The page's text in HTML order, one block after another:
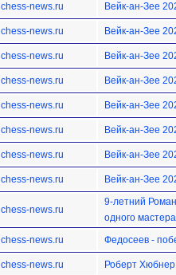
chess-news.ru Вейк-ан-Зее
chess-news.ru Вейк-ан-Зее
chess-news.ru Вейк-ан-Зее
chess-news.ru Вейк-ан-Зее
chess-news.ru Вейк-ан-Зее
chess-news.ru Вейк-ан-Зее
chess-news.ru Вейк-ан-Зее
chess-news.ru Вейк-ан-Зее
chess-news.ru
9-летний
одного мастера
chess-news.ru Федосеев -
chess-news.ru Роберт